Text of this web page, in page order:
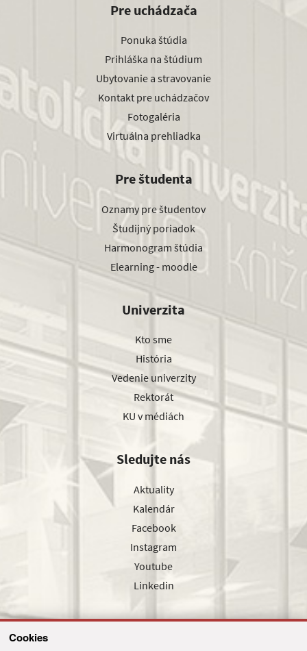
Cookies
Pre uchádzača
Ponuka štúdia
Prihláška na štúdium
Ubytovanie a stravovanie
Kontakt pre uchádzačov
Fotogaléria
Virtuálna prehliadka
Pre študenta
Oznamy pre študentov
Študijný poriadok
Harmonogram štúdia
Elearning - moodle
Univerzita
Kto sme
História
Vedenie univerzity
Rektorát
KU v médiách
Sledujte nás
Aktuality
Kalendár
Facebook
Instagram
Youtube
Linkedin